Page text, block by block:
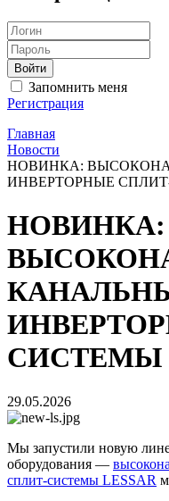
Запомнить меня
Регистрация
Главная
Новости
НОВИНКА:
ИНВЕРТОРНЫЕ
НОВИНКА:
СИСТЕМЫ
29.05.2026
Мы запустили новую
оборудования —
сплит-системы LESSAR